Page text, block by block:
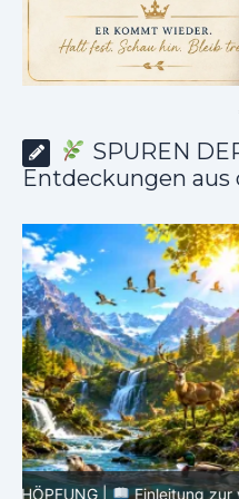
SPUREN
Entdeckungen aus
SPUREN DER
Verborgenen – Was Fische